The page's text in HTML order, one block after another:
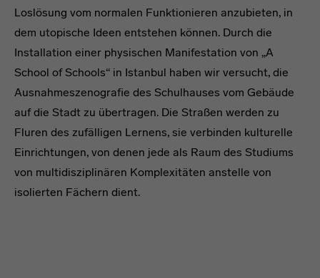
Loslösung vom normalen Funktionieren anzubieten, in
dem utopische Ideen entstehen können. Durch die
Installation einer physischen Manifestation von „A
School of Schools“ in Istanbul haben wir versucht, die
Ausnahmeszenografie des Schulhauses vom Gebäude
auf die Stadt zu übertragen. Die Straßen werden zu
Fluren des zufälligen Lernens, sie verbinden kulturelle
Einrichtungen, von denen jede als Raum des Studiums
von multidisziplinären Komplexitäten anstelle von
isolierten Fächern dient.